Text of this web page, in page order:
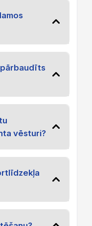
vēsturi?